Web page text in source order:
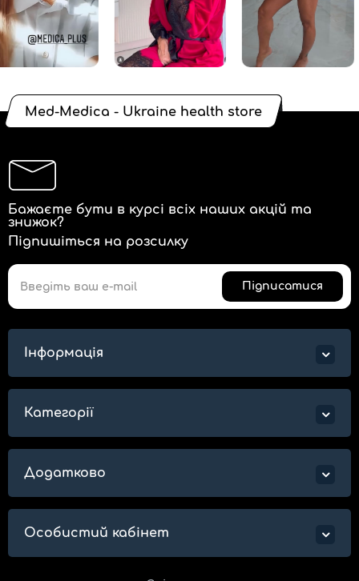
Med-Medica - Ukraine health store
Бажаєте бути в курсі всіх наших акцій та
знижок?
Підпишіться на розсилку
Підписатися
Інформація
Категорії
Додатково
Особистий кабінет